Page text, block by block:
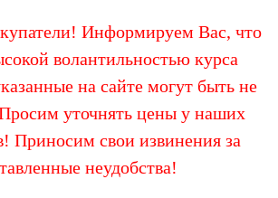
Информируем Вас, что
волантильностью курса
на сайте могут быть не
уточнять цены у наших
Приносим свои извинения за
неудобства!